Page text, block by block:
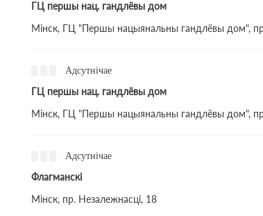
ГЦ першы нац. гандлёвы дом
Мінск, ГЦ "Першы нацыянальны гандлёвы дом",
Адсутнічае
ГЦ першы нац. гандлёвы дом
Мінск, ГЦ "Першы нацыянальны гандлёвы дом",
Адсутнічае
Флагманскі
Мінск, пр. Незалежнасці, 18